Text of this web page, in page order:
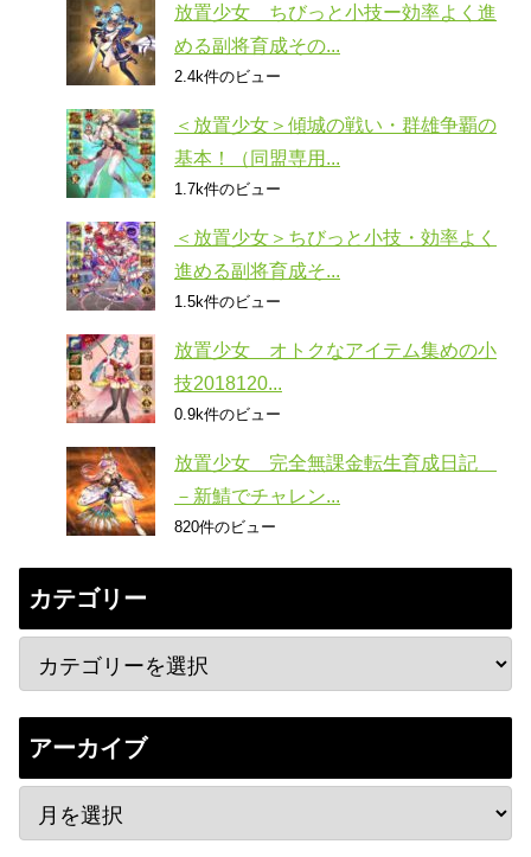
放置少女 ちびっと小技ー効率よく進
める副将育成その...
2.4k件のビュー
＜放置少女＞傾城の戦い・群雄争覇の
基本！（同盟専用...
1.7k件のビュー
＜放置少女＞ちびっと小技・効率よく
進める副将育成そ...
1.5k件のビュー
放置少女 オトクなアイテム集めの小
技2018120...
0.9k件のビュー
放置少女 完全無課金転生育成日記
－新鯖でチャレン...
820件のビュー
カテゴリー
アーカイブ